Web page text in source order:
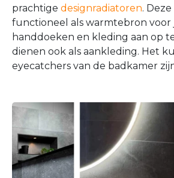
prachtige designradiatoren.
functioneel als warmtebron voor
handdoeken en kleding aan op
dienen ook als aankleding. Het
eyecatchers van de badkamer